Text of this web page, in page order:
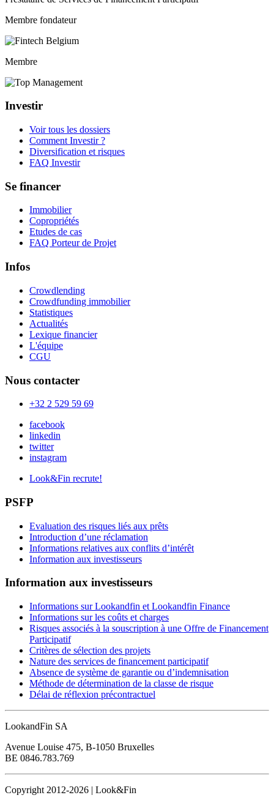
Membre fondateur
Membre
Investir
Voir tous les dossiers
Comment Investir ?
Diversification et risques
FAQ Investir
Se financer
Immobilier
Copropriétés
Etudes de cas
FAQ Porteur de Projet
Infos
Crowdlending
Crowdfunding immobilier
Statistiques
Actualités
Lexique financier
L'équipe
CGU
Nous contacter
+32 2 529 59 69
facebook
linkedin
twitter
instagram
Look&Fin recrute!
PSFP
Evaluation des risques liés aux prêts
Introduction d’une réclamation
Informations relatives aux conflits d’intérêt
Information aux investisseurs
Information aux investisseurs
Informations sur Lookandfin et Lookandfin Finance
Informations sur les coûts et charges
Risques associés à la souscription à une Offre de Financement
Participatif
Critères de sélection des projets
Nature des services de financement participatif
Absence de système de garantie ou d’indemnisation
Méthode de détermination de la classe de risque
Délai de réflexion précontractuel
LookandFin SA
Avenue Louise 475, B-1050 Bruxelles
BE 0846.783.769
Copyright 2012-2026 | Look&Fin